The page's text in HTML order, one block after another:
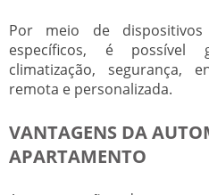
Por meio de
específicos, é possível
climatização, segurança,
remota e personalizada.
VANTAGENS DA
APARTAMENTO